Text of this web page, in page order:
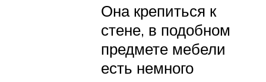
Она крепиться к
стене, в подобном
предмете мебели
есть немного